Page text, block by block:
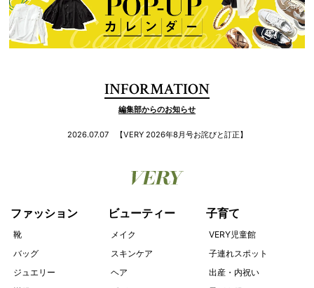
INFORMATION
編集部からのお知らせ
2026.07.07 【VERY 2026年8月号お詫びと訂正】
ファッション
靴
バッグ
ジュエリー
ビューティー
メイク
スキンケア
ヘア
子育て
VERY児童館
子連れスポット
出産・内祝い